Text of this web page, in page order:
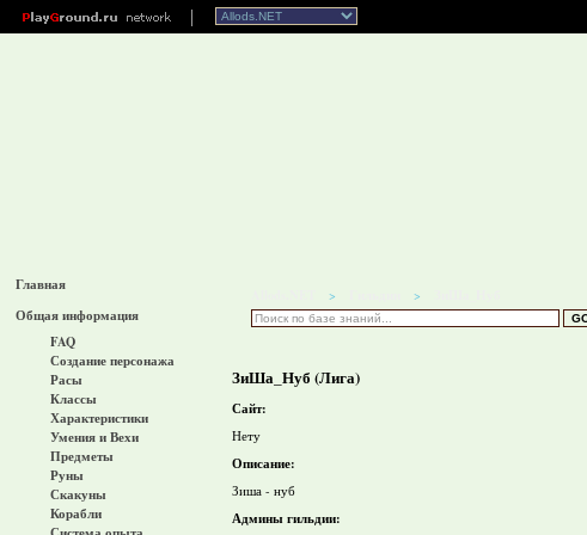
Главная
Общая информация
FAQ
Создание персонажа
Расы
Классы
Характеристики
Умения и Вехи
Предметы
Руны
Скакуны
Корабли
> >
ЗиШа_Нуб (Лига)
Сайт:
Нету
Описание:
Зиша - нуб
Админы гильдии: